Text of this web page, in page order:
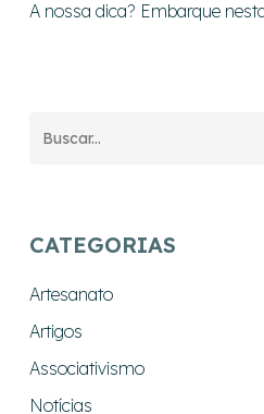
A nossa dica? Embarque
CATEGORIAS
Artesanato
Artigos
Associativismo
Notícias